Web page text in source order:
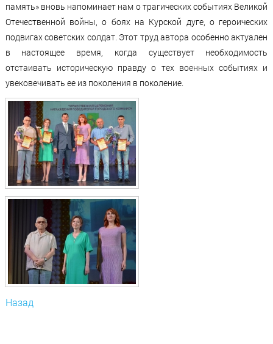
память» вновь напоминает нам о трагических событиях Великой
Отечественной войны, о боях на Курской дуге, о героических
подвигах советских солдат. Этот труд автора особенно актуален
в настоящее время, когда существует необходимость
отстаивать историческую правду о тех военных событиях и
увековечивать ее из поколения в поколение.
Назад